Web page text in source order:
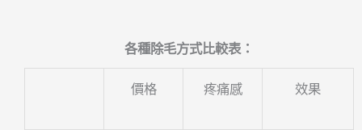
各種除毛方式比較表：
價格 疼痛感 效果